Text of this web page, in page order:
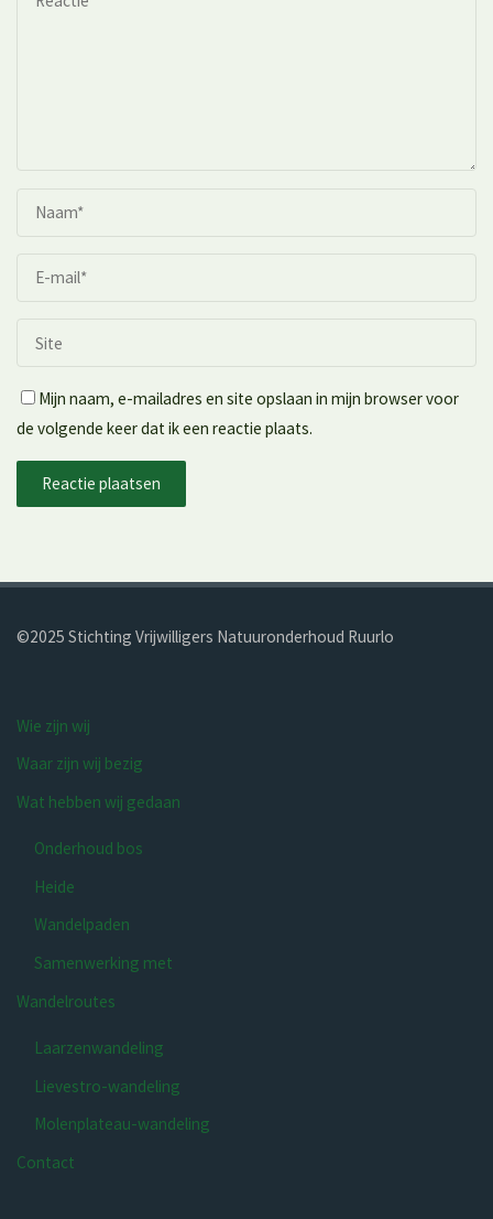
Mijn naam, e-mailadres en site opslaan in mijn browser voor
de volgende keer dat ik een reactie plaats.
©2025 Stichting Vrijwilligers Natuur­onderhoud Ruurlo
Wie zijn wij
Waar zijn wij bezig
Wat hebben wij gedaan
Onderhoud bos
Heide
Wandelpaden
Samenwerking met
Wandelroutes
Laarzenwandeling
Lievestro-wandeling
Molenplateau-wandeling
Contact